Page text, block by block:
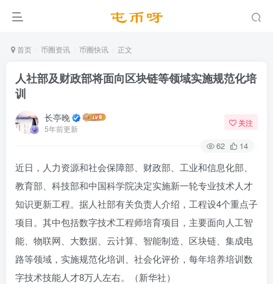
首页 币圈资讯 币圈快讯 正文
人社部及财政部将面向区块链等领域实施规范化培
训
长亭晚
5年前更新
关注
62 14
近日，人力资源和社会保障部、财政部、工业和信息化部、
教育部、科技部和中国科学院决定实施新一轮专业技术人才
知识更新工程。据人社部有关负责人介绍，工程设4个重点子
项目。其中包括数字技术工程师培育项目，主要面向人工智
能、物联网、大数据、云计算、智能制造、区块链、集成电
路等领域，实施规范化培训、社会化评价，每年培养培训数
字技术技能人才8万人左右。（新华社）